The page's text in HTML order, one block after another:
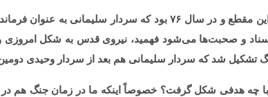
بعد از این مقطع و در سال ۷۶ بود که سردار
اسناد و صحبت­‌ها می‌­شود فهمید، نیروی قدس به شکل
تشکیل شد که سردار سلیمانی هم بعد از سردار وحیدی
با چه هدفی شکل گرفت؟ خصوصاً اینکه ما در زمان جنگ هم